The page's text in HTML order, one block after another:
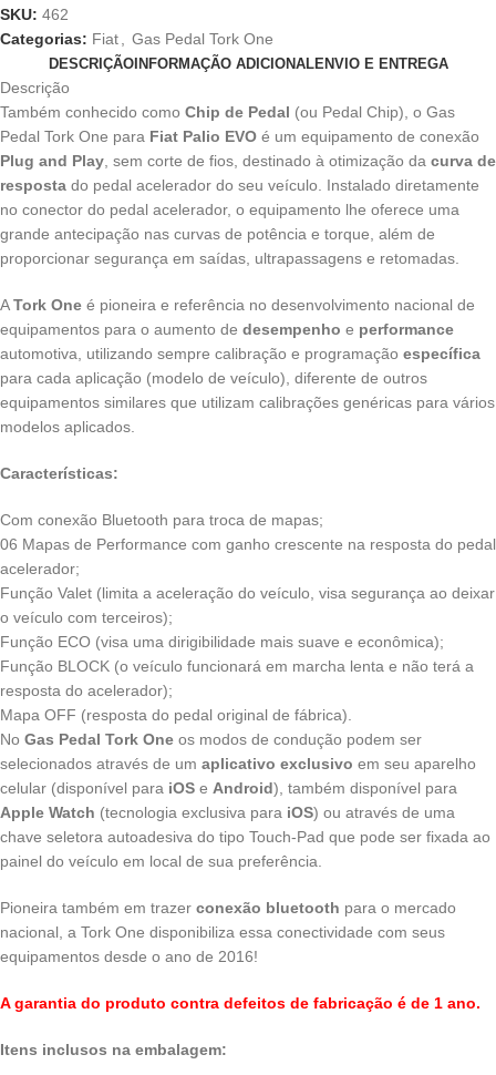
SKU: 462
Categorias: Fiat, Gas Pedal Tork One
DESCRIÇÃOINFORMAÇÃO ADICIONALENVIO E ENTREGA
Descrição
Também conhecido como Chip de Pedal (ou Pedal Chip), o Gas
Pedal Tork One para Fiat Palio EVO é um equipamento de conexão
Plug and Play, sem corte de fios, destinado à otimização da curva de
resposta do pedal acelerador do seu veículo. Instalado diretamente
no conector do pedal acelerador, o equipamento lhe oferece uma
grande antecipação nas curvas de potência e torque, além de
proporcionar segurança em saídas, ultrapassagens e retomadas.
ATork One é pioneira e referência no desenvolvimento nacional de
equipamentos para o aumento de desempenho e performance
automotiva, utilizando sempre calibração e programação específica
para cada aplicação (modelo de veículo), diferente de outros
equipamentos similares que utilizam calibrações genéricas para vários
modelos aplicados.
Características:
Com conexão Bluetooth para troca de mapas;
06 Mapas de Performance com ganho crescente na resposta do pedal
acelerador;
Função Valet (limita a aceleração do veículo, visa segurança ao deixar
o veículo com terceiros);
Função ECO (visa uma dirigibilidade mais suave e econômica);
Função BLOCK (o veículo funcionará em marcha lenta e não terá a
resposta do acelerador);
Mapa OFF (resposta do pedal original de fábrica).
No Gas Pedal Tork One os modos de condução podem ser
selecionados através de um aplicativo exclusivo em seu aparelho
celular (disponível para iOS e Android), também disponível para
Apple Watch (tecnologia exclusiva para iOS) ou através de uma
chave seletora autoadesiva do tipo Touch-Pad que pode ser fixada ao
painel do veículo em local de sua preferência.
Pioneira também em trazer conexão bluetooth para o mercado
nacional, a Tork One disponibiliza essa conectividade com seus
equipamentos desde o ano de 2016!
A garantia do produto contra defeitos de fabricação é de 1 ano.
Itens inclusos na embalagem: